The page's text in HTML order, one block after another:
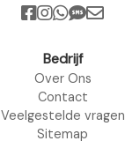
Bedrijf
Over Ons
Contact
Veelgestelde vragen
Sitemap